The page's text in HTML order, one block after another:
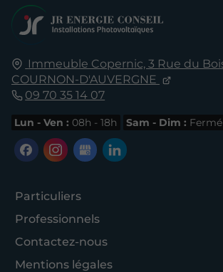
Immeuble Copernic, 3 Rue du
COURNON-D'AUVERGNE
09 70 35 14 07
Lun - Ven : 08h - 18h Sam - Dim : Fermé
Particuliers
Professionnels
Contactez-nous
Mentions légales